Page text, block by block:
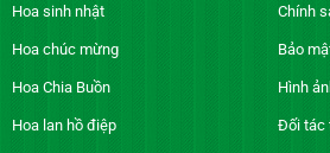
Hoa sinh nhật
Hoa chúc mừng
Hoa Chia Buồn
Hoa lan hồ điệp
Chính
Bảo
Hình
Đối tác